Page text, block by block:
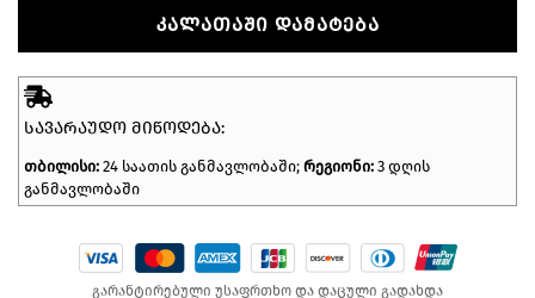
ᲙᲐᲚᲐᲗᲐᲨᲘ ᲓᲐᲛᲐᲢᲔᲑᲐ
ᲡᲐᲕᲐᲠᲐᲣᲓᲝ ᲛᲘᲬᲝᲓᲔᲑᲐ:
თბილისი: 24 საათის განმავლობაში; რეგიონი: 3 დღის
განმავლობაში
გარანტირებული უსაფრთხო და დაცული გადახდა